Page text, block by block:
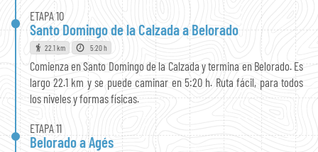
ETAPA 10
Santo Domingo de la Calzada a Belorado
22.1 km 5:20 h
Comienza en Santo Domingo de la Calzada y termina en Belorado. Es
largo 22.1 km y se puede caminar en 5:20 h. Ruta fácil, para todos
los niveles y formas físicas.
ETAPA 11
Belorado a Agés